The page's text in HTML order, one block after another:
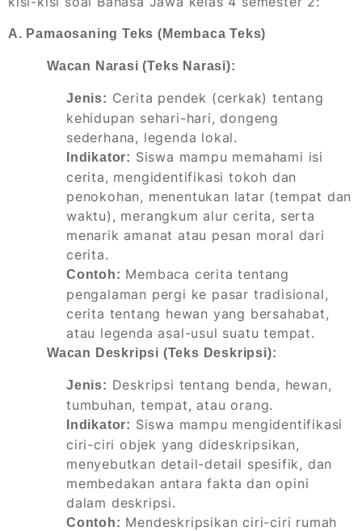
A. Pamaosaning Teks (Membaca Teks)
Wacan Narasi (Teks Narasi):
Jenis: Cerita pendek (cerkak) tentang
kehidupan sehari-hari, dongeng
sederhana, legenda lokal.
Indikator: Siswa mampu memahami isi
cerita, mengidentifikasi tokoh dan
penokohan, menentukan latar (tempat dan
waktu), merangkum alur cerita, serta
menarik amanat atau pesan moral dari
cerita.
Contoh: Membaca cerita tentang
pengalaman pergi ke pasar tradisional,
cerita tentang hewan yang bersahabat,
atau legenda asal-usul suatu tempat.
Wacan Deskripsi (Teks Deskripsi):
Jenis: Deskripsi tentang benda, hewan,
tumbuhan, tempat, atau orang.
Indikator: Siswa mampu mengidentifikasi
ciri-ciri objek yang dideskripsikan,
menyebutkan detail-detail spesifik, dan
membedakan antara fakta dan opini
dalam deskripsi.
Contoh: Mendeskripsikan ciri-ciri rumah